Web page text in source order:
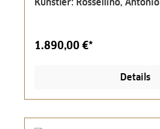
1.890,00 €*
Details